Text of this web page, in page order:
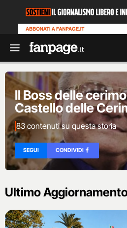
Il Boss delle
Castello delle
83 contenuti su questa storia
SEGUI CONDIVIDI
Ultimo